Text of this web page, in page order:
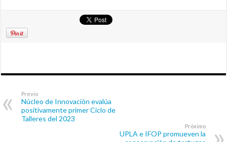
Previo
Núcleo de Innovación evalúa
positivamente primer Ciclo de
Talleres del 2023
Próximo
UPLA e IFOP promueven la